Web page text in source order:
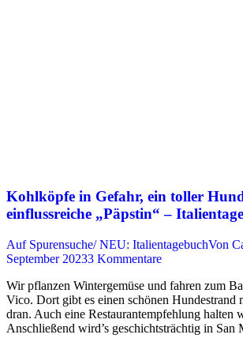
Kohlköpfe in Gefahr, ein toller
einflussreiche „Päpstin“ –
Auf Spurensuche/ NEU: ItalientagebuchVon
September 20233 Kommentare
Wir pflanzen Wintergemüse und fahren zum
Vico. Dort gibt es einen schönen Hundestrand
dran. Auch eine Restaurantempfehlung halten
Anschließend wird’s geschichtsträchtig in San